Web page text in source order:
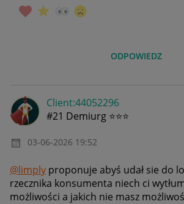
ODPOWIEDZ
Client:44052296
#21 Demiurg ⭐⭐⭐
‎03-06-2026 19:52
@limply proponuje abyś udał sie do
rzecznika konsumenta niech ci
możliwości a jakich nie masz